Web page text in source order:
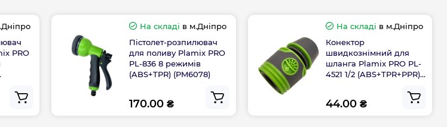
PRO
На складі в м.Дніпро
Пістолет-розпилювач
для поливу Plamix PRO
PL-836 8 режимів
(ABS+TPR) (PM6078)
170.00 ₴
На складі в м.Дніпро
Конектор
швидкознімний для
шланга Plamix PRO PL-
4521 1/2 (ABS+TPR+PPR)
44.00 ₴